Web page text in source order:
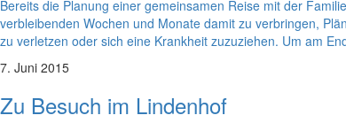
Bereits die Planung einer gemeinsamen Reise mit der
verbleibenden Wochen und Monate damit zu verbringen,
zu verletzen oder sich eine Krankheit zuzuziehen. Um am
7. Juni 2015
Zu Besuch im Lindenhof